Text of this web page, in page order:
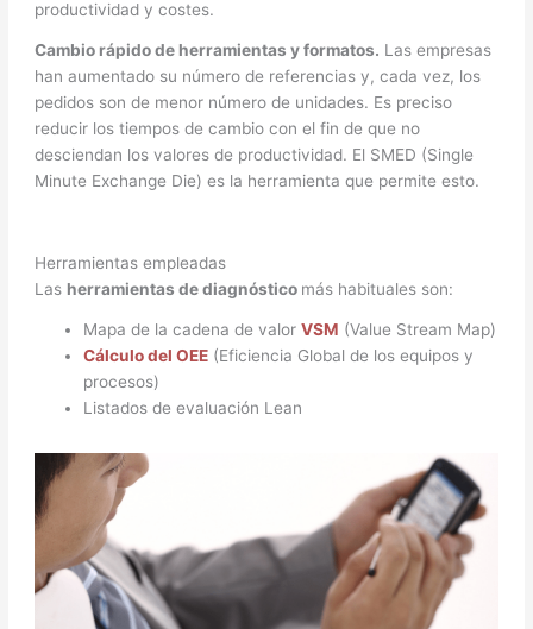
productividad y costes.
Cambio rápido de herramientas y formatos. Las empresas
han aumentado su número de referencias y, cada vez, los
pedidos son de menor número de unidades. Es preciso
reducir los tiempos de cambio con el fin de que no
desciendan los valores de productividad. El SMED (Single
Minute Exchange Die) es la herramienta que permite esto.
Herramientas empleadas
Las herramientas de diagnóstico más habituales son:
Mapa de la cadena de valorVSM (Value Stream Map)
Cálculo del OEE (Eficiencia Global de los equipos y
procesos)
Listados de evaluación Lean